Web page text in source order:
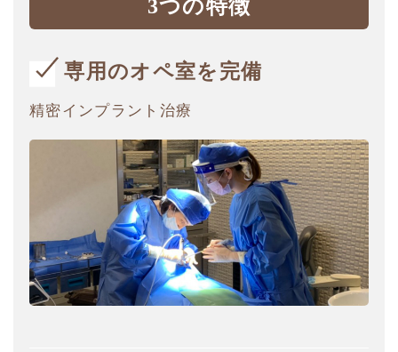
3つの特徴
専用のオペ室を完備
精密インプラント治療